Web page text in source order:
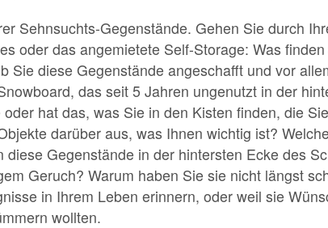
Sehnsuchts-Gegenstände. Gehen Sie durch
oder das angemietete Self-Storage: Was
Sie diese Gegenstände angeschafft und vor
das seit 5 Jahren ungenutzt in der
hat das, was Sie in den Kisten finden, die
darüber aus, was Ihnen wichtig ist?
Gegenstände in der hintersten Ecke des
Geruch? Warum haben Sie sie nicht längst
in Ihrem Leben erinnern, oder weil sie
wollten.